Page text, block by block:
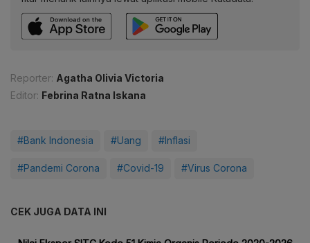
Reporter: Agatha Olivia Victoria
Editor: Febrina Ratna Iskana
#Bank Indonesia #Uang #Inflasi
#Pandemi Corona #Covid-19 #Virus Corona
CEK JUGA DATA INI